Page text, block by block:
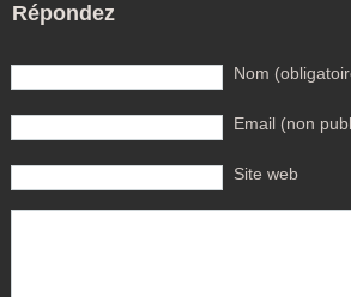
Répondez
Nom
Email (non
Site web